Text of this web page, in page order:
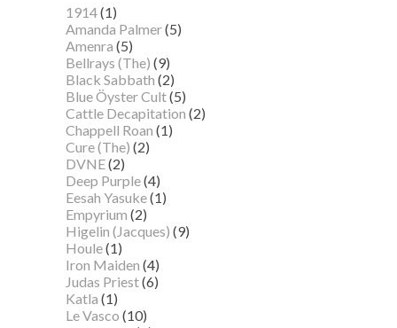
1914(1)
Amanda Palmer(5)
Amenra (5)
Bellrays (The) (9)
Black Sabbath (2)
Blue Öyster Cult(5)
Cattle Decapitation (2)
Chappell Roan (1)
Cure (The) (2)
DVNE(2)
Deep Purple(4)
Eesah Yasuke(1)
Empyrium (2)
Higelin (Jacques) (9)
Houle(1)
Iron Maiden (4)
Judas Priest(6)
Katla (1)
Le Vasco (10)